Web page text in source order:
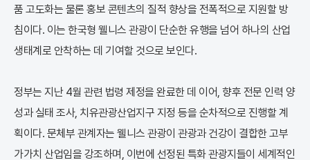
품 고도화는 물론 홍보 콘텐츠의 질적 향상을 전폭적으로 지원할 방
침이다. 이는 한국형 웰니스 관광이 단순한 유행을 넘어 하나의 산업
생태계로 안착하는 데 기여할 것으로 보인다.
정부는 지난 4월 관련 법령 제정을 완료한 데 이어, 향후 전문 인력 양
성과 실태 조사, 치유관광산업지구 지정 등을 순차적으로 진행할 계
획이다. 문체부 관계자는 웰니스 관광이 관광과 건강이 결합한 고부
가가치 산업임을 강조하며, 이번에 선정된 특화 관광지들이 세계적인